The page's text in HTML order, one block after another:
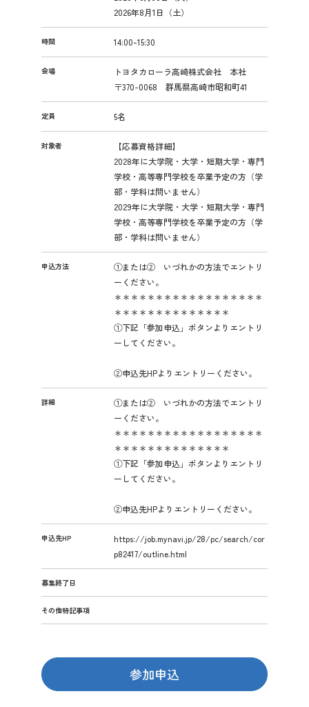
2026年8月1日（土）
時間 14:00-15:30
会場
トヨタカローラ高崎株式会社 本社
〒370-0068 群馬県高崎市昭和町41
定員 5名
対象者
【応募資格詳細】
2028年に大学院・大学・短期大学・専門
学校・高等専門学校を卒業予定の方（学
部・学科は問いません）
2029年に大学院・大学・短期大学・専門
学校・高等専門学校を卒業予定の方（学
部・学科は問いません）
申込方法
①または② いづれかの方法でエントリ
ーください。
＊＊＊＊＊＊＊＊＊＊＊＊＊＊＊＊＊＊
＊＊＊＊＊＊＊＊＊＊＊＊＊＊
①下記「参加申込」ボタンよりエントリ
ーしてください。
②申込先HPよりエントリーください。
詳細
①または② いづれかの方法でエントリ
ーください。
＊＊＊＊＊＊＊＊＊＊＊＊＊＊＊＊＊＊
＊＊＊＊＊＊＊＊＊＊＊＊＊＊
①下記「参加申込」ボタンよりエントリ
ーしてください。
②申込先HPよりエントリーください。
申込先HP
https://job.mynavi.jp/28/pc/search/cor
p82417/outline.html
募集終了日
その他特記事項
参加申込